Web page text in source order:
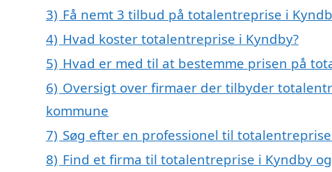
3) Få nemt 3 tilbud på totalentreprise i
4) Hvad koster totalentreprise i Kyndby?
5) Hvad er med til at bestemme prisen på
6) Oversigt over firmaer der tilbyder
kommune
7) Søg efter en professionel til
8) Find et firma til totalentreprise i Kyndby